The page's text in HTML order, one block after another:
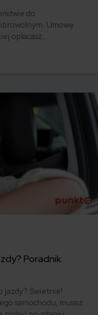
do
Umowę
opłacasz
w trakcie trwania
Poradnik
jazdy? Świetnie!
samochodu, musisz